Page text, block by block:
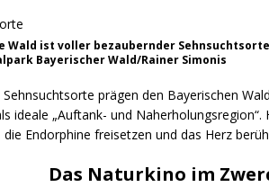
Wald ist voller bezaubernder
Bayerischer Wald/Rainer Simonis
Sehnsuchtsorte prägen den Bayerischen
ideale „Auftank- und
Endorphine freisetzen und das Herz
Das Naturkino im